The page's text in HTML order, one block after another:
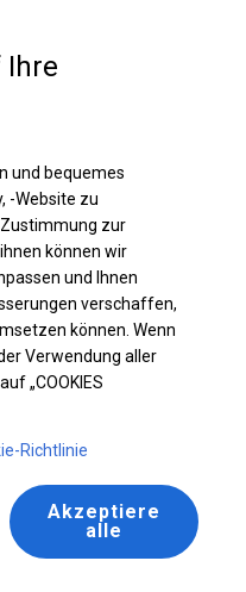
m
Ihre
und bequemes
-Website zu
zur
können wir
und Ihnen
verschaffen,
können. Wenn
Verwendung aller
„COOKIES
Richtlinie
Akzeptiere
alle